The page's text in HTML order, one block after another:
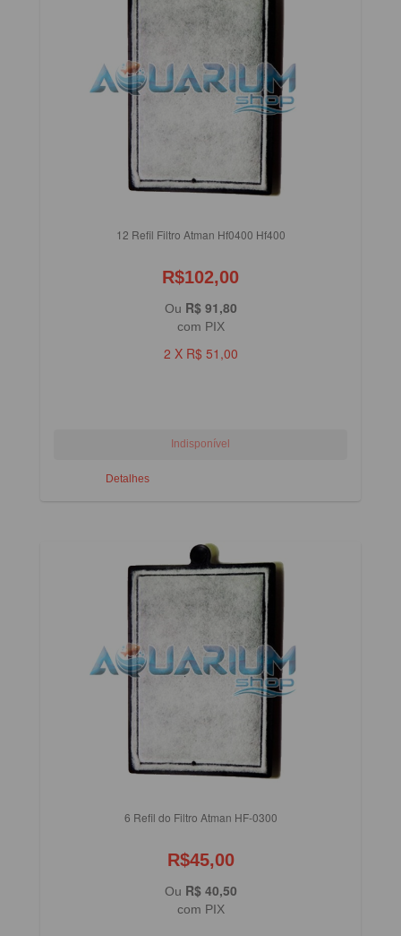
12 Refil Filtro Atman Hf0400 Hf400
R$102,00
Ou R$ 91,80
com PIX
2 X R$ 51,00
Detalhes
6 Refil do Filtro Atman HF-0300
R$45,00
Ou R$ 40,50
com PIX